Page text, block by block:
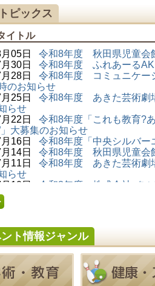
02日 ～ 2026年11月30日 (秋田市)
期「かぞくぶっくぱっく」
06日 ～ 2026年10月17日 (秋田市
あきたスマートカレッジD講座「
助力と共助力を高める～」
27日 ～ 2026年09月05日 (秋田市
あきたスマートカレッジB講座
テーター講座 ～熟議をつくろう！
01日 ～ 2026年09月23日 (仙北市
真展 ～自然の息吹～
11日 ～ 2026年08月30日 (秋田市)
けあって絶滅しました。展」
14日 ～ 2026年08月23日 (秋田市
書活動推進事業「夏休みは図書館
んなの読みたい！知りたい！学び
伝いします－」（資料展示）
館特別展「加藤明見 森に生きるツ
研修室開放」
01日 ～ 2026年08月23日 (大館市
ション未公開絵画展
01日 ～ 2026年09月23日 (秋田市
宝、雄大なる歴史を想う～武と雅
ピックス
イトル
月05日 令和8年度 秋田県児童会
月30日 令和8年度 ふれあーる
月28日 令和8年度 コミュニケー
のお知らせ
月25日 令和8年度 あきた芸術劇
らせ
月22日 令和8年度「これも教育?
大募集のお知らせ
月16日 令和8年度「中央シルバー
月14日 令和8年度 秋田県児童会
月11日 令和8年度 あきた芸術劇
らせ
月10日
令和8年度 株式会社パソ
月10日
ト情報ジャンル